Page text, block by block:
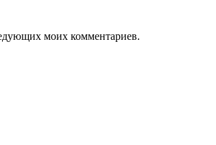
моих комментариев.